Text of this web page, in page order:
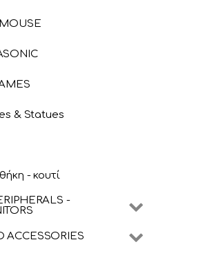
& Statues
- κουτί
-
ACCESSORIES